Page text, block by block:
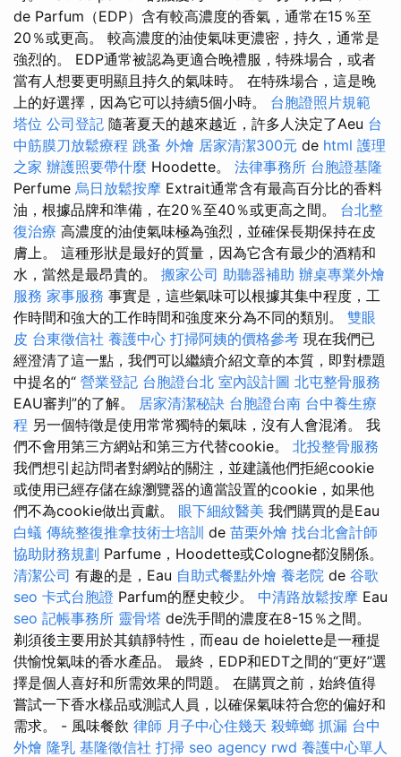
de Parfum（EDP）含有較高濃度的香氣，通常在15％至
20％或更高。 較高濃度的油使氣味更濃密，持久，通常是
強烈的。 EDP​​通常被認為更適合晚禮服，特殊場合，或者
當有人想要更明顯且持久的氣味時。 在特殊場合，這是晚
上的好選擇，因為它可以持續5個小時。 台胞證照片規範
塔位 公司登記 隨著夏天的越來越近，許多人決定了Aeu 台
中筋膜刀放鬆療程 跳蚤 外燴 居家清潔300元 de html 護理
之家 辦護照要帶什麼 Hoodette。 法律事務所 台胞證基隆
Perfume 烏日放鬆按摩 Extrait通常含有最高百分比的香料
油，根據品牌和準備，在20％至40％或更高之間。 台北整
復治療 高濃度的油使氣味極為強烈，並確保長期保持在皮
膚上。 這種形狀是最好的質量，因為它含有最少的酒精和
水，當然是最昂貴的。 搬家公司 助聽器補助 辦桌專業外燴
服務 家事服務 事實是，這些氣味可以根據其集中程度，工
作時間和強大的工作時間和強度來分為不同的類別。 雙眼
皮 台東徵信社 養護中心 打掃阿姨的價格參考 現在我們已
經澄清了這一點，我們可以繼續介紹文章的本質，即對標題
中提名的“ 營業登記 台胞證台北 室內設計圖 北屯整骨服務
EAU審判”的了解。 居家清潔秘訣 台胞證台南 台中養生療
程 另一個特徵是使用常常獨特的氣味，沒有人會混淆。 我
們不會用第三方網站和第三方代替cookie。 北投整骨服務
我們想引起訪問者對網站的關注，並建議他們拒絕cookie
或使用已經存儲在線瀏覽器的適當設置的cookie，如果他
們不為cookie做出貢獻。 眼下細紋醫美 我們購買的是Eau
白蟻 傳統整復推拿技術士培訓 de 苗栗外燴 找台北會計師
協助財務規劃 Parfume，Hoodette或Cologne都沒關係。
清潔公司 有趣的是，Eau 自助式餐點外燴 養老院 de 谷歌
seo 卡式台胞證 Parfum的歷史較少。 中清路放鬆按摩 Eau
seo 記帳事務所 靈骨塔 de洗手間的濃度在8-15％之間。
剃須後主要用於其鎮靜特性，而eau de hoielette是一種提
供愉悅氣味的香水產品。 最終，EDP和EDT之間的“更好”選
擇是個人喜好和所需效果的問題。 在購買之前，始終值得
嘗試一下香水樣品或測試人員，以確保氣味符合您的偏好和
需求。 - 風味餐飲 律師 月子中心住幾天 殺蟑螂 抓漏 台中
外燴 隆乳 基隆徵信社 打掃 seo agency rwd 養護中心單人